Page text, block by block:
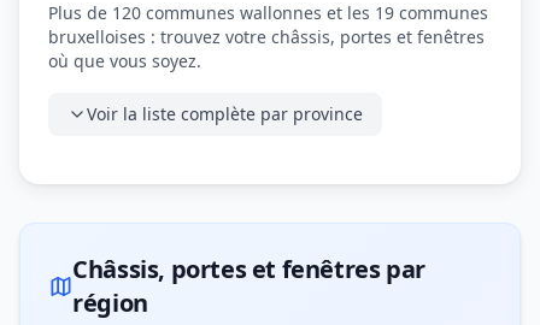
Plus de 120 communes wallonnes et les 19 communes
bruxelloises : trouvez votre châssis, portes et fenêtres
où que vous soyez.
Voir la liste complète par province
Châssis, portes et fenêtres par
région